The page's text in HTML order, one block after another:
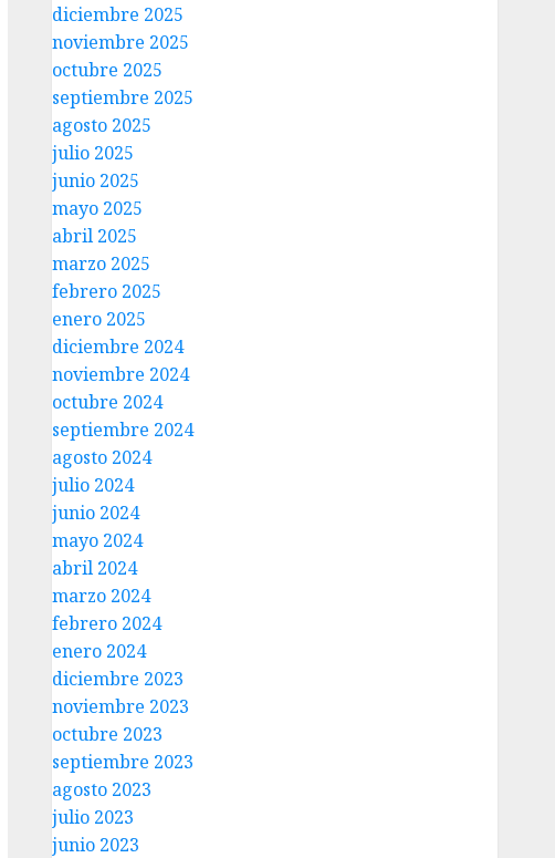
diciembre 2025
noviembre 2025
octubre 2025
septiembre 2025
agosto 2025
julio 2025
junio 2025
mayo 2025
abril 2025
marzo 2025
febrero 2025
enero 2025
diciembre 2024
noviembre 2024
octubre 2024
septiembre 2024
agosto 2024
julio 2024
junio 2024
mayo 2024
abril 2024
marzo 2024
febrero 2024
enero 2024
diciembre 2023
noviembre 2023
octubre 2023
septiembre 2023
agosto 2023
julio 2023
junio 2023